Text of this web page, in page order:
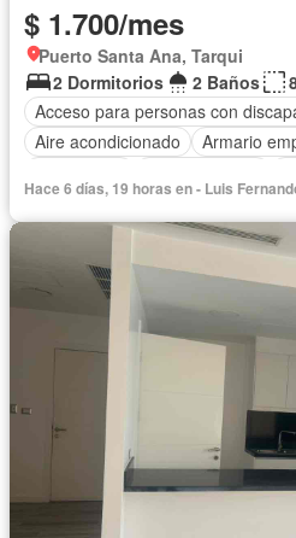
$ 1.700/mes
Puerto Santa Ana, Tarqui
2 Dormitorios
2 Baños
Acceso para personas con
Aire acondicionado
Armario
Electricidad
Estacionamiento
Garita de guardianía
Internet
Conserje
Sauna
Vista panorámica
Hace 6 días, 19 horas en - Luis